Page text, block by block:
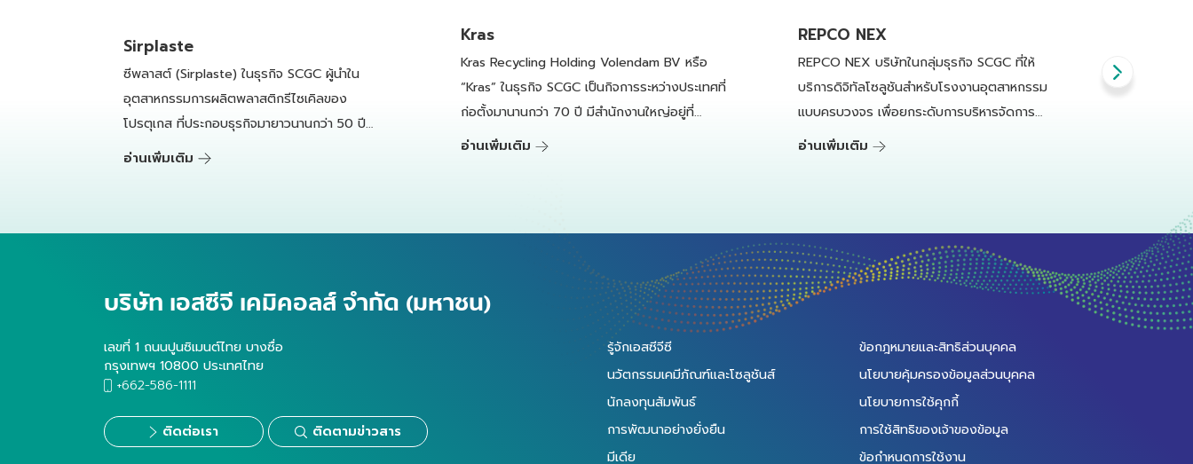
Sirplaste
ซีพลาสต์ (Sirplaste) ในธุรกิจ SCGC ผู้นำใน
อุตสาหกรรมการผลิตพลาสติกรีไซเคิลของ
โปรตุเกส ที่ประกอบธุรกิจมายาวนานกว่า 50 ปี
ลงทุนด้านเทคโนโลยีรีไซเคิล มีกำลังการผลิตเม็ด
อ่านเพิ่มเติม
Kras
Kras Recycling Holding Volendam BV หรือ
“Kras” ในธุรกิจ SCGC เป็นกิจการระหว่างประเทศที่
ก่อตั้งมานานกว่า 70 ปี มีสำนักงานใหญ่อยู่ที่
Volendam ประเทศเนเธอร์แลนด์ ประกอบธุรกิจด้าน
อ่านเพิ่มเติม
REPCO NEX
REPCO NEX บริษัทในกลุ่มธุรกิจ SCGC ที่ให้
บริการดิจิทัลโซลูชันสำหรับโรงงานอุตสาหกรรม
แบบครบวงจร เพื่อยกระดับการบริหารจัดการ
ประสิทธิภาพเครื่องจักร ครอบคลุมหลากหลายด้าน
อ่านเพิ่มเติม
บริษัท เอสซีจี เคมิคอลส์ จำกัด (มหาชน)
เลขที่ 1 ถนนปูนซิเมนต์ไทย บางซื่อ
กรุงเทพฯ 10800 ประเทศไทย
+662-586-1111
ติดต่อเรา ติดตามข่าวสาร
รู้จักเอสซีจีซี
นวัตกรรมเคมีภัณฑ์และโซลูชันส์
นักลงทุนสัมพันธ์
การพัฒนาอย่างยั่งยืน
มีเดีย
ข้อกฎหมายและสิทธิส่วนบุคคล
นโยบายคุ้มครองข้อมูลส่วนบุคคล
นโยบายการใช้คุกกี้
การใช้สิทธิของเจ้าของข้อมูล
ข้อกำหนดการใช้งาน